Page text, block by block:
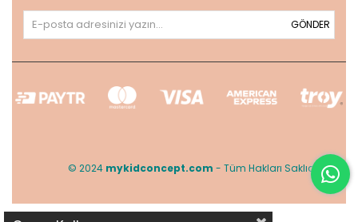
GÖNDER
© 2024 mykidconcept.com - Tüm Hakları Saklıdır.